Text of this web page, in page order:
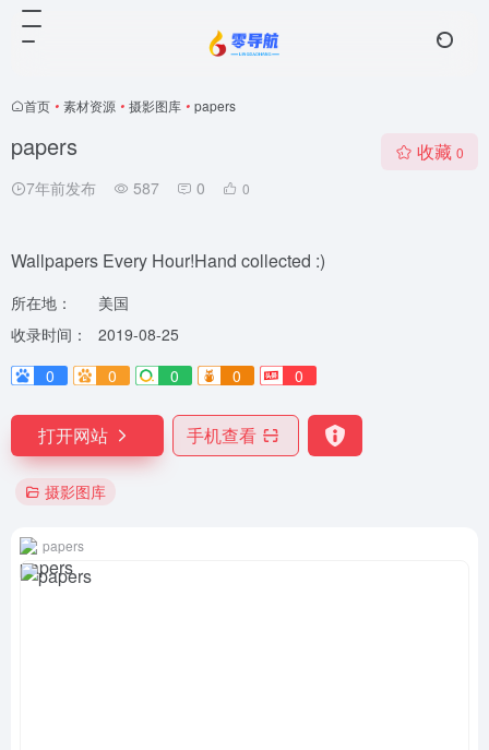
首页 • 素材资源 • 摄影图库 • papers
papers
7年前发布 587 0 0
收藏 0
Wallpapers Every Hour!Hand collected :)
所在地：
美国
收录时间：
2019-08-25
0
0 0 0 0
打开网站 手机查看
摄影图库
papers